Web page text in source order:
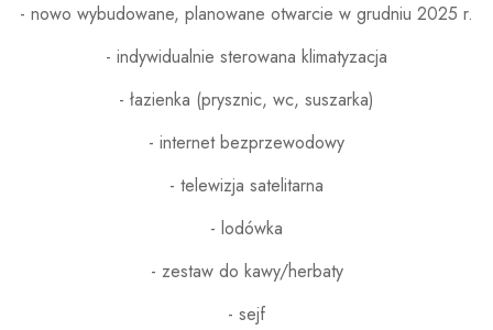
- nowo wybudowane, planowane otwarcie w grudniu 2025 r.
- indywidualnie sterowana klimatyzacja
- łazienka (prysznic, wc, suszarka)
- internet bezprzewodowy
- telewizja satelitarna
- lodówka
- zestaw do kawy/herbaty
- sejf